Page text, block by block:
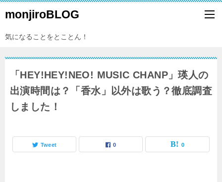
monjiroBLOG
気になることをとことん！
「HEY!HEY!NEO! MUSIC CHANP」瑛人の
出演時間は？「香水」以外は歌う？徹底調査
しました！
Tweet 0 0